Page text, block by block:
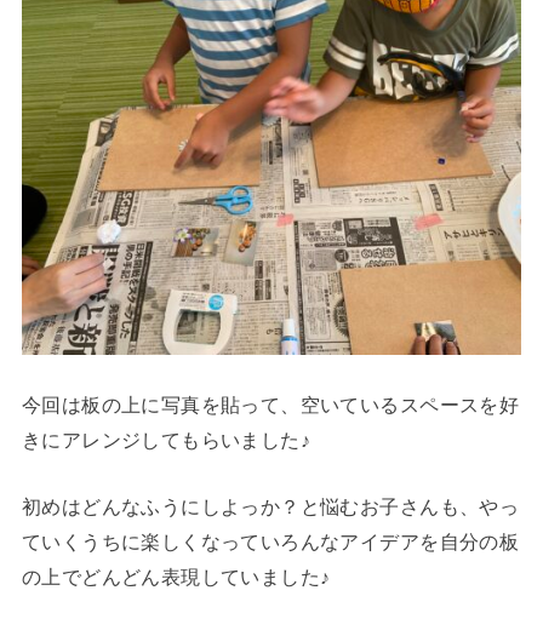
今回は板の上に写真を貼って、空いているスペースを好
きにアレンジしてもらいました♪
初めはどんなふうにしよっか？と悩むお子さんも、やっ
ていくうちに楽しくなっていろんなアイデアを自分の板
の上でどんどん表現していました♪